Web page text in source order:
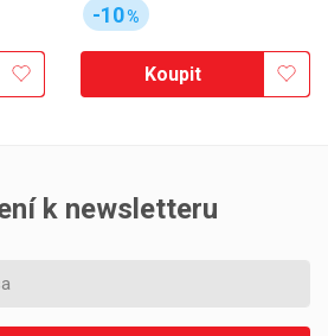
-10%
Koupit
k newsletteru